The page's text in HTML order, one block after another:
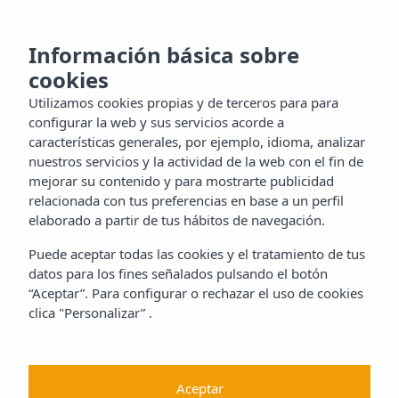
la
ES
Información básica sobre
cookies
Utilizamos cookies propias y de terceros para para
configurar la web y sus servicios acorde a
características generales, por ejemplo, idioma, analizar
nuestros servicios y la actividad de la web con el fin de
mejorar su contenido y para mostrarte publicidad
relacionada con tus preferencias en base a un perfil
elaborado a partir de tus hábitos de navegación.
Puede aceptar todas las cookies y el tratamiento de tus
datos para los fines señalados pulsando el botón
“Aceptar”. Para configurar o rechazar el uso de cookies
clica "Personalizar” .
Aceptar